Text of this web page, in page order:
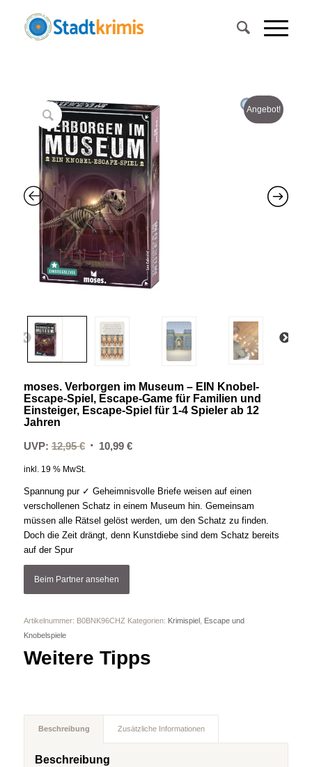
Angebot!
moses. Verborgen im Museum – EIN Knobel-
Escape-Spiel, Escape-Game für Familien und
Einsteiger, Escape-Spiel für 1-4 Spieler ab 12
Jahren
UVP: 12,95€ Ursprünglicher
12,95 €
10,99 €Aktueller
10,99 €.
inkl. 19 % MwSt.
Spannung pur ✓ Geheimnisvolle Briefe weisen auf einen
verschollenen Schatz in einem Museum hin. Gemeinsam
müssen alle Rätsel gelöst werden, um den Schatz zu finden.
Doch die Zeit drängt, denn Kunstdiebe sind dem Schatz bereits
auf der Spur
Beim Partner ansehen
Artikelnummer: B0BNK96CHZ Kategorien: Krimispiel, Escape und
Knobelspiele
Weitere Tipps
Beschreibung Zusätzliche Informationen
Beschreibung